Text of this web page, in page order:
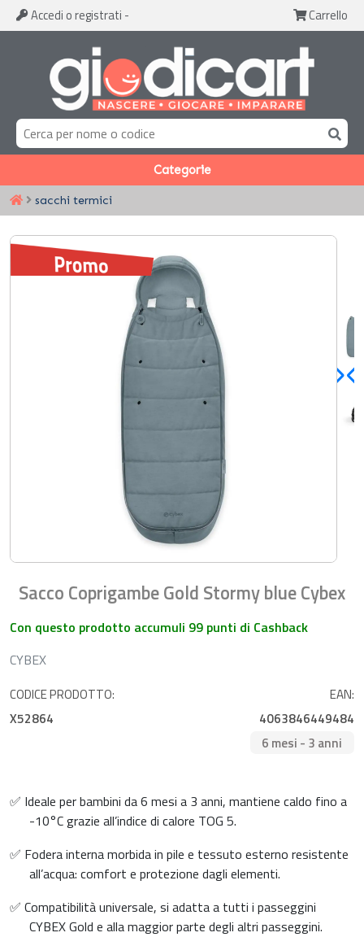
Accedi o registrati - Carrello
Categorie
sacchi termici
Sacco Coprigambe Gold Stormy blue Cybex
Con questo prodotto accumuli 99 punti di Cashback
CYBEX
CODICE PRODOTTO:
X52864
EAN:
4063846449484
6 mesi - 3 anni
✅ Ideale per bambini da 6 mesi a 3 anni, mantiene caldo fino a
-10°C grazie all’indice di calore TOG 5.
✅ Fodera interna morbida in pile e tessuto esterno resistente
all’acqua: comfort e protezione dagli elementi.
✅ Compatibilità universale, si adatta a tutti i passeggini
CYBEX Gold e alla maggior parte degli altri passeggini.